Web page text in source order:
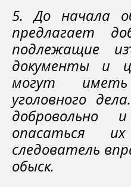
5. До начала
предлагает
подлежащие
документы и
могут
уголовного
добровольно
опасаться
следователь
обыск.